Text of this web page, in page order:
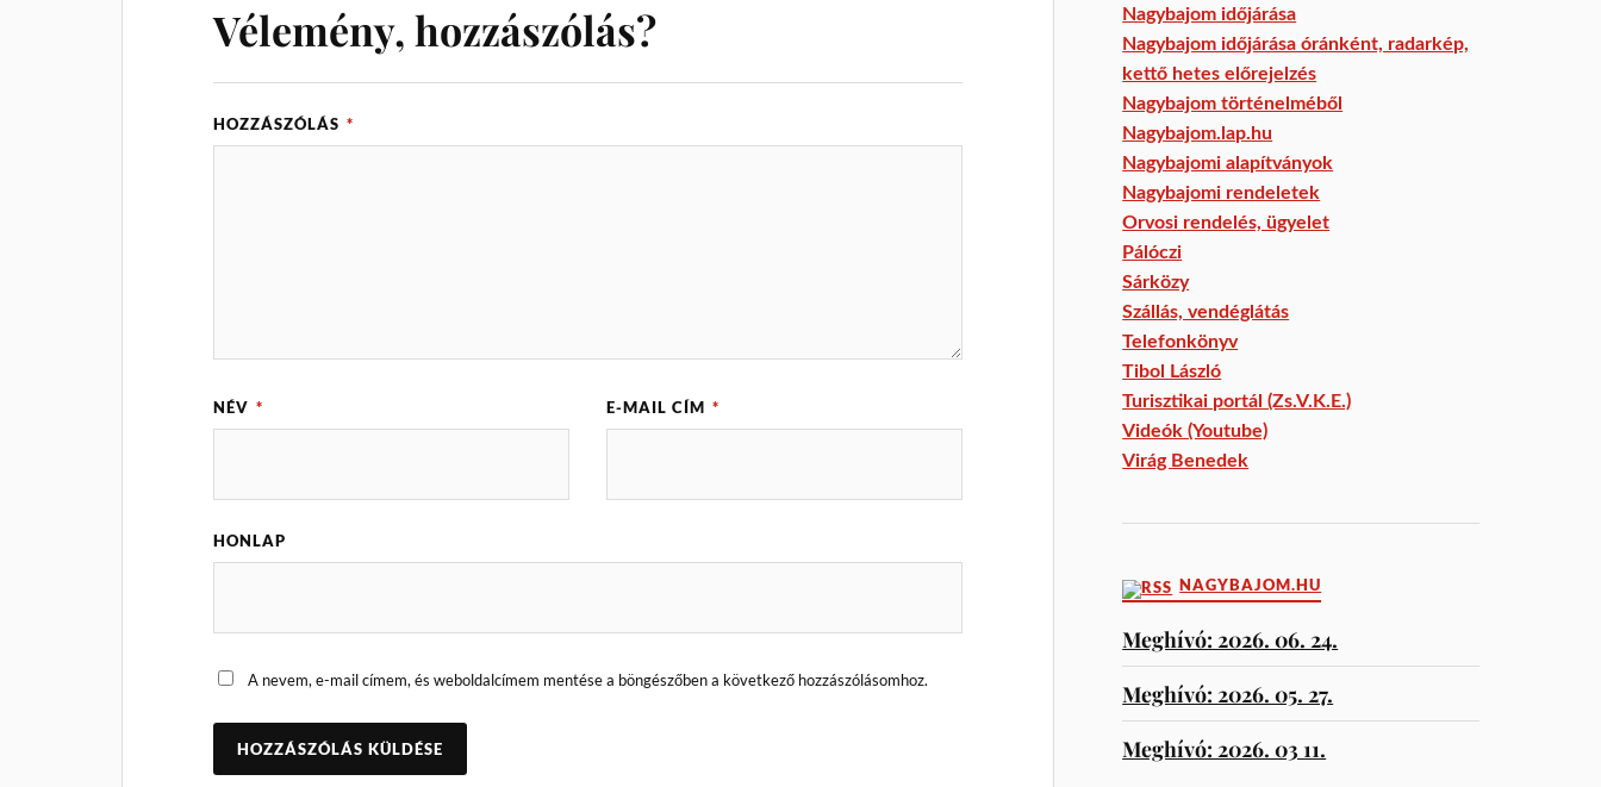
Vélemény, hozzászólás?
HOZZÁSZÓLÁS *
NÉV * E-MAIL CÍM *
HONLAP
A nevem, e-mail címem, és weboldalcímem mentése a böngészőben a következő hozzászólásomhoz.
Nagybajom időjárása
Nagybajom időjárása óránként, radarkép,
kettő hetes előrejelzés
Nagybajom történelméből
Nagybajom.lap.hu
Nagybajomi alapítványok
Nagybajomi rendeletek
Orvosi rendelés, ügyelet
Pálóczi
Sárközy
Szállás, vendéglátás
Telefonkönyv
Tibol László
Turisztikai portál (Zs.V.K.E.)
Videók (Youtube)
Virág Benedek
NAGYBAJOM.HU
Meghívó: 2026. 06. 24.
Meghívó: 2026. 05. 27.
Meghívó: 2026. 03 11.